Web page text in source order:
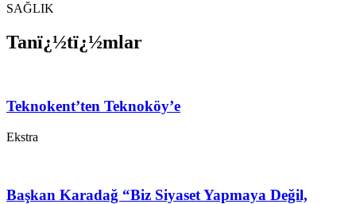
SAĞLIK
Tanï¿½tï¿½mlar
Teknokent’ten Teknoköy’e
Ekstra
Başkan Karadağ “Biz Siyaset Yapmaya Değil,